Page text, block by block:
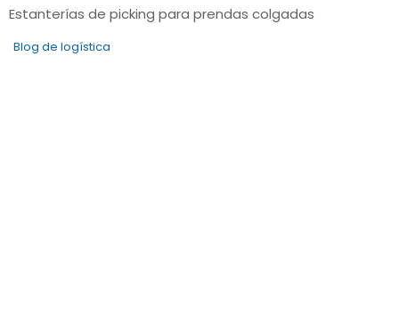
Estanterías de picking para prendas colgadas
Blog de logística